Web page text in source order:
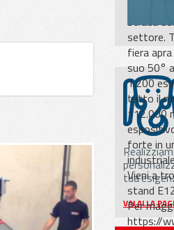
strada
settore.
fiera
suo 50°
1.200
tutto il
112.000
forte in
Vieni a
stand
Per
https://
tua
VAI ALLA